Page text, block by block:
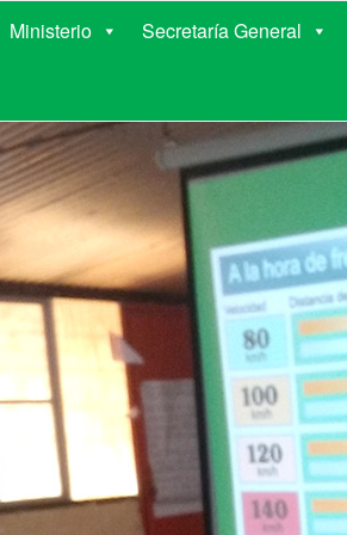
DE
Ministerio Secretaría General